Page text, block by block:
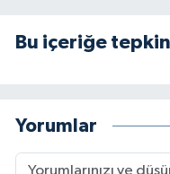
Bu içeriğe
Yorumlar